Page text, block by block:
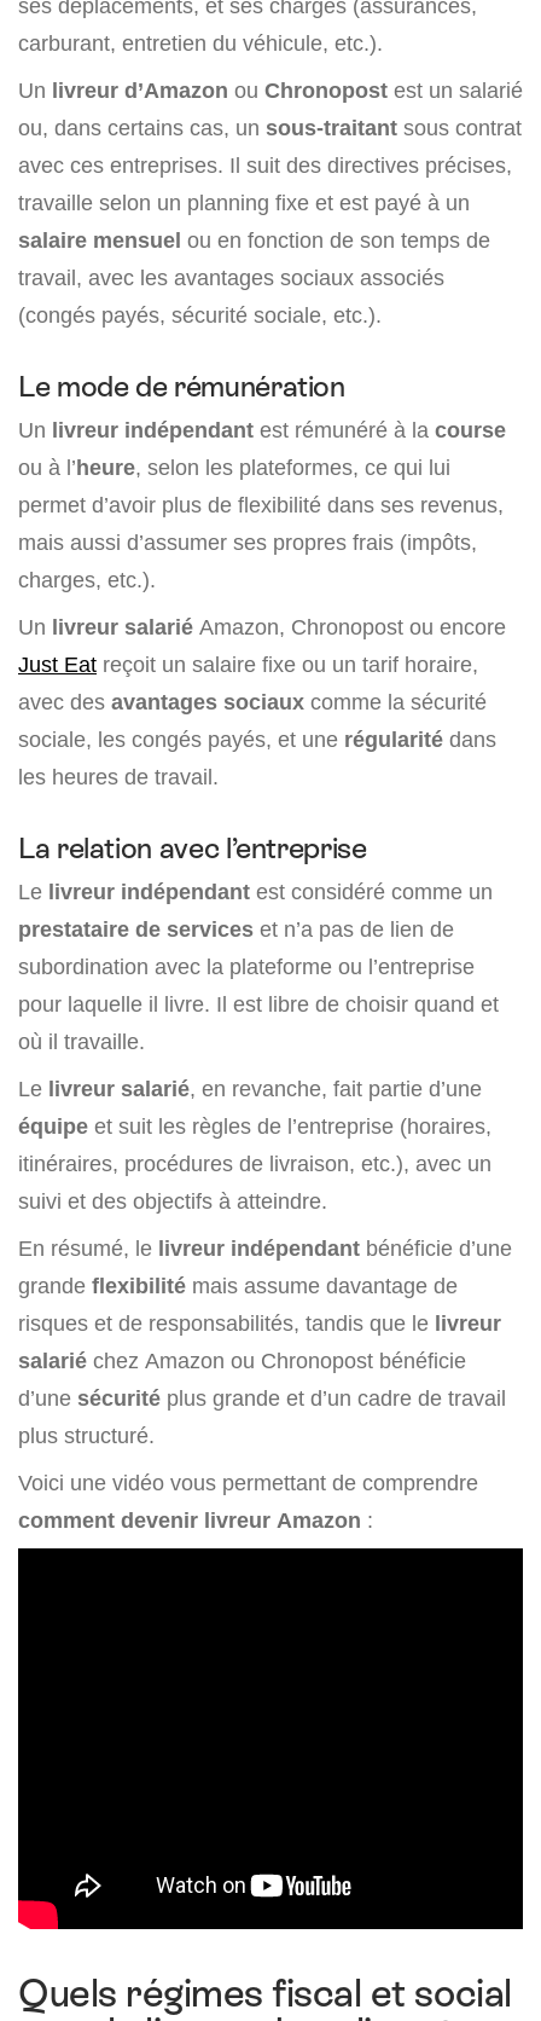
carburant, entretien du véhicule, etc.).
Un livreur d’Amazon ou Chronopost est un salarié
ou, dans certains cas, un sous-traitant sous contrat
avec ces entreprises. Il suit des directives précises,
travaille selon un planning fixe et est payé à un
salaire mensuel ou en fonction de son temps de
travail, avec les avantages sociaux associés
(congés payés, sécurité sociale, etc.).
Le mode de rémunération
Un livreur indépendant est rémunéré à la course
ou à l’heure, selon les plateformes, ce qui lui
permet d’avoir plus de flexibilité dans ses revenus,
mais aussi d’assumer ses propres frais (impôts,
charges, etc.).
Un livreur salarié Amazon, Chronopost ou encore
Just Eat reçoit un salaire fixe ou un tarif horaire,
avec des avantages sociaux comme la sécurité
sociale, les congés payés, et une régularité dans
les heures de travail.
La relation avec l’entreprise
Le livreur indépendant est considéré comme un
prestataire de services et n’a pas de lien de
subordination avec la plateforme ou l’entreprise
pour laquelle il livre. Il est libre de choisir quand et
où il travaille.
Le livreur salarié, en revanche, fait partie d’une
équipe et suit les règles de l’entreprise (horaires,
itinéraires, procédures de livraison, etc.), avec un
suivi et des objectifs à atteindre.
En résumé, le livreur indépendant bénéficie d’une
grande flexibilité mais assume davantage de
risques et de responsabilités, tandis que le livreur
salarié chez Amazon ou Chronopost bénéficie
d’une sécurité plus grande et d’un cadre de travail
plus structuré.
Voici une vidéo vous permettant de comprendre
comment devenir livreur Amazon :
Quels régimes fiscal et social